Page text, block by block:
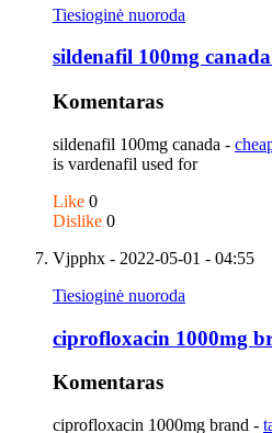
Tiesioginė nuoroda
sildenafil 100mg
Komentaras
sildenafil 100mg canada -
is vardenafil used for
Like 0
Dislike 0
Vjpphx - 2022-05-01 - 04:55
Tiesioginė nuoroda
ciprofloxacin 1000mg
Komentaras
ciprofloxacin 1000mg brand -